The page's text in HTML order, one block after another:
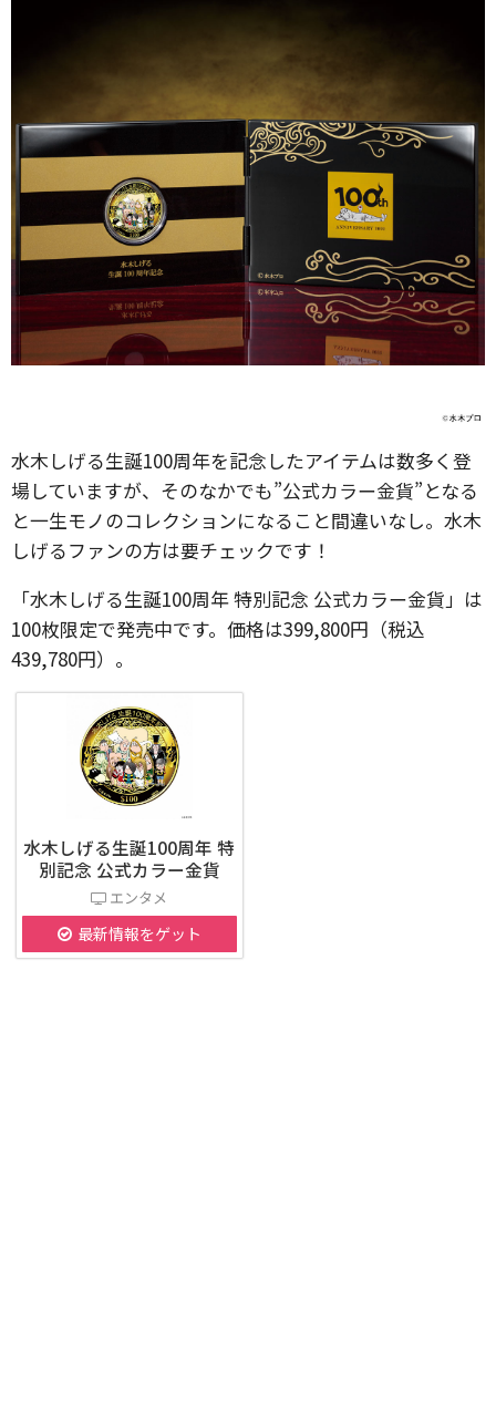
水木しげる生誕100周年を記念したアイテムは数多く登
場していますが、そのなかでも”公式カラー金貨”となる
と一生モノのコレクションになること間違いなし。水木
しげるファンの方は要チェックです！
「水木しげる生誕100周年 特別記念 公式カラー金貨」は
100枚限定で発売中です。価格は399,800円（税込
439,780円）。
水木しげる生誕100周年 特
別記念 公式カラー金貨
エンタメ
最新情報をゲット